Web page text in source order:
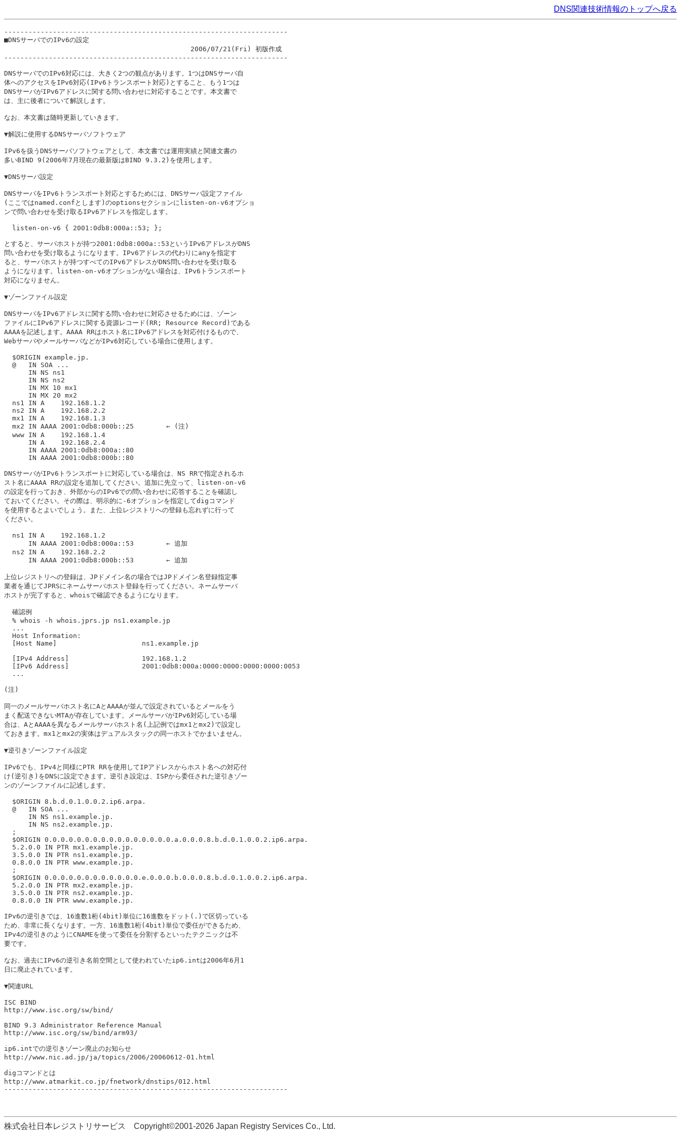
DNS関連技術情報のトップへ戻る
----------------------------------------------------------------------
■DNSサーバでのIPv6の設定
                                              2006/07/21(Fri) 初版作成
----------------------------------------------------------------------
DNSサーバでのIPv6対応には、大きく2つの観点があります。1つはDNSサーバ自
体へのアクセスをIPv6対応(IPv6トランスポート対応)とすること、もう1つは
DNSサーバがIPv6アドレスに関する問い合わせに対応することです。本文書で
は、主に後者について解説します。
なお、本文書は随時更新していきます。
▼解説に使用するDNSサーバソフトウェア
IPv6を扱うDNSサーバソフトウェアとして、本文書では運用実績と関連文書の
多いBIND 9(2006年7月現在の最新版はBIND 9.3.2)を使用します。
▼DNSサーバ設定
DNSサーバをIPv6トランスポート対応とするためには、DNSサーバ設定ファイル
(ここではnamed.confとします)のoptionsセクションにlisten-on-v6オプショ
ンで問い合わせを受け取るIPv6アドレスを指定します。
  listen-on-v6 { 2001:0db8:000a::53; };
とすると、サーバホストが持つ2001:0db8:000a::53というIPv6アドレスがDNS
問い合わせを受け取るようになります。IPv6アドレスの代わりにanyを指定す
ると、サーバホストが持つすべてのIPv6アドレスがDNS問い合わせを受け取る
ようになります。listen-on-v6オプションがない場合は、IPv6トランスポート
対応になりません。
▼ゾーンファイル設定
DNSサーバをIPv6アドレスに関する問い合わせに対応させるためには、ゾーン
ファイルにIPv6アドレスに関する資源レコード(RR; Resource Record)である
AAAAを記述します。AAAA RRはホスト名にIPv6アドレスを対応付けるもので、
WebサーバやメールサーバなどがIPv6対応している場合に使用します。
  $ORIGIN example.jp.
  @   IN SOA ...
      IN NS ns1
      IN NS ns2
      IN MX 10 mx1
      IN MX 20 mx2
  ns1 IN A    192.168.1.2
  ns2 IN A    192.168.2.2
  mx1 IN A    192.168.1.3
  mx2 IN AAAA 2001:0db8:000b::25	← (注)
  www IN A    192.168.1.4
      IN A    192.168.2.4
      IN AAAA 2001:0db8:000a::80
      IN AAAA 2001:0db8:000b::80
DNSサーバがIPv6トランスポートに対応している場合は、NS RRで指定されるホ
スト名にAAAA RRの設定を追加してください。追加に先立って、listen-on-v6
の設定を行っておき、外部からのIPv6での問い合わせに応答することを確認し
ておいてください。その際は、明示的に-6オプションを指定してdigコマンド
を使用するとよいでしょう。また、上位レジストリへの登録も忘れずに行って
ください。
  ns1 IN A    192.168.1.2
      IN AAAA 2001:0db8:000a::53	← 追加
  ns2 IN A    192.168.2.2
      IN AAAA 2001:0db8:000b::53	← 追加
上位レジストリへの登録は、JPドメイン名の場合ではJPドメイン名登録指定事
業者を通じてJPRSにネームサーバホスト登録を行ってください。ネームサーバ
ホストが完了すると、whoisで確認できるようになります。
  確認例
  % whois -h whois.jprs.jp ns1.example.jp
  ...
  Host Information:
  [Host Name]                     ns1.example.jp
  [IPv4 Address]                  192.168.1.2
  [IPv6 Address]                  2001:0db8:000a:0000:0000:0000:0000:0053
  ...
(注)
同一のメールサーバホスト名にAとAAAAが並んで設定されているとメールをう
まく配送できないMTAが存在しています。メールサーバがIPv6対応している場
合は、AとAAAAを異なるメールサーバホスト名(上記例ではmx1とmx2)で設定し
ておきます。mx1とmx2の実体はデュアルスタックの同一ホストでかまいません。
▼逆引きゾーンファイル設定
IPv6でも、IPv4と同様にPTR RRを使用してIPアドレスからホスト名への対応付
け(逆引き)をDNSに設定できます。逆引き設定は、ISPから委任された逆引きゾー
ンのゾーンファイルに記述します。
  $ORIGIN 8.b.d.0.1.0.0.2.ip6.arpa.
  @   IN SOA ...
      IN NS ns1.example.jp.
      IN NS ns2.example.jp.
  ;
  $ORIGIN 0.0.0.0.0.0.0.0.0.0.0.0.0.0.0.0.a.0.0.0.8.b.d.0.1.0.0.2.ip6.arpa.
  5.2.0.0 IN PTR mx1.example.jp.
  3.5.0.0 IN PTR ns1.example.jp.
  0.8.0.0 IN PTR www.example.jp.
  ;
  $ORIGIN 0.0.0.0.0.0.0.0.0.0.0.0.e.0.0.0.b.0.0.0.8.b.d.0.1.0.0.2.ip6.arpa.
  5.2.0.0 IN PTR mx2.example.jp.
  3.5.0.0 IN PTR ns2.example.jp.
  0.8.0.0 IN PTR www.example.jp.
IPv6の逆引きでは、16進数1桁(4bit)単位に16進数をドット(.)で区切っている
ため、非常に長くなります。一方、16進数1桁(4bit)単位で委任ができるため、
IPv4の逆引きのようにCNAMEを使って委任を分割するといったテクニックは不
要です。
なお、過去にIPv6の逆引き名前空間として使われていたip6.intは2006年6月1
日に廃止されています。
▼関連URL
ISC BIND
http://www.isc.org/sw/bind/
BIND 9.3 Administrator Reference Manual
http://www.isc.org/sw/bind/arm93/
ip6.intでの逆引きゾーン廃止のお知らせ
http://www.nic.ad.jp/ja/topics/2006/20060612-01.html
digコマンドとは
http://www.atmarkit.co.jp/fnetwork/dnstips/012.html
----------------------------------------------------------------------
株式会社日本レジストリサービス Copyright©2001-2026 Japan Registry Services Co., Ltd.